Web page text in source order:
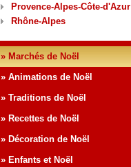
Provence-Alpes-Côte-d'Azur
Rhône-Alpes
» Marchés de Noël
» Animations de Noël
» Traditions de Noël
» Recettes de Noël
» Décoration de Noël
» Enfants et Noël